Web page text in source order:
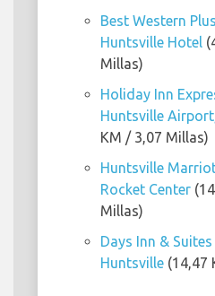
Best Western
Huntsville Hotel
Millas)
Holiday Inn
Huntsville
KM / 3,07 Millas)
Huntsville
Rocket Center
Millas)
Days Inn &
Huntsville (14,47